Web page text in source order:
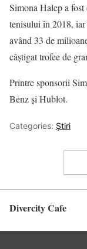
Simona Halep a
tenisului în 2018,
având 33 de
câștigat trofee de
Printre sponsorii
Benz și Hublot.
Categories: Știri
Divercity Cafe